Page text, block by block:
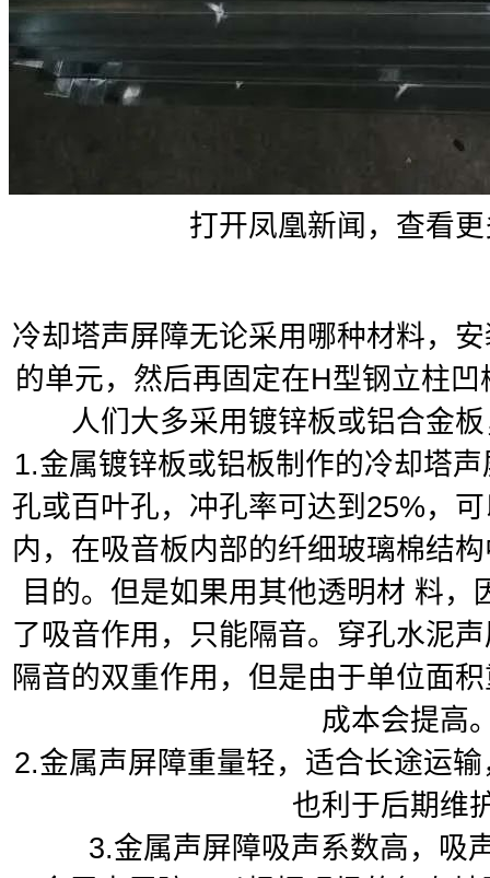
打开凤凰新闻，查看
冷却塔声屏障无论采用哪种材料，
的单元，然后再固定在H型钢立柱
人们大多采用镀锌板或铝合金
1.金属镀锌板或铝板制作的冷却塔
孔或百叶孔，冲孔率可达到25%，
内，在吸音板内部的纤细玻璃棉结
目的。但是如果用其他透明材 料，
了吸音作用，只能隔音。穿孔水泥
隔音的双重作用，但是由于单位面
成本会提高
2.金属声屏障重量轻，适合长途运
也利于后期维
3.金属声屏障吸声系数高，吸